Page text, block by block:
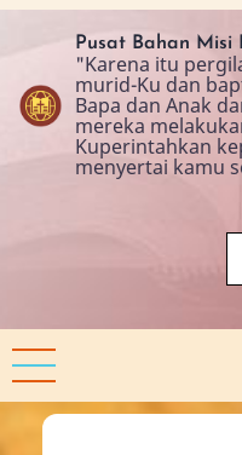
Skip
content
Pusat Bahan Misi
"Karena itu
murid-Ku dan
Bapa dan Anak
mereka
Kuperintahkan
menyertai kamu